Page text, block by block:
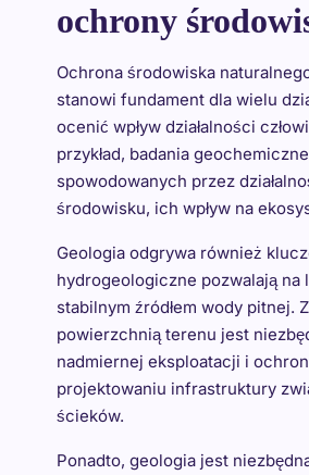
ochrony
Ochrona środowiska
stanowi fundament dla wielu
ocenić wpływ działalności
przykład, badania
spowodowanych przez
środowisku, ich wpływ na
Geologia odgrywa również
hydrogeologiczne pozwalają
stabilnym źródłem wody
powierzchnią terenu jest
nadmiernej eksploatacji i
projektowaniu infrastruktury
ścieków.
Ponadto, geologia jest